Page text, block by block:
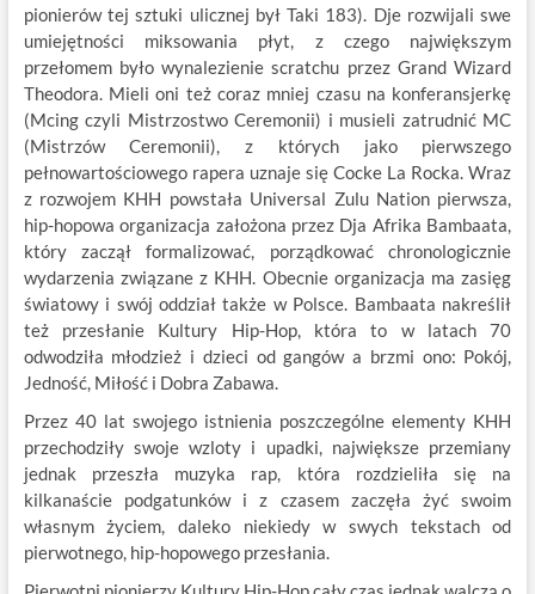
pionierów tej sztuki ulicznej był Taki 183). Dje rozwijali swe
umiejętności miksowania płyt, z czego największym
przełomem było wynalezienie scratchu przez Grand Wizard
Theodora. Mieli oni też coraz mniej czasu na konferansjerkę
(Mcing czyli Mistrzostwo Ceremonii) i musieli zatrudnić MC
(Mistrzów Ceremonii), z których jako pierwszego
pełnowartościowego rapera uznaje się Cocke La Rocka. Wraz
z rozwojem KHH powstała Universal Zulu Nation pierwsza,
hip-hopowa organizacja założona przez Dja Afrika Bambaata,
który zaczął formalizować, porządkować chronologicznie
wydarzenia związane z KHH. Obecnie organizacja ma zasięg
światowy i swój oddział także w Polsce. Bambaata nakreślił
też przesłanie Kultury Hip-Hop, która to w latach 70
odwodziła młodzież i dzieci od gangów a brzmi ono: Pokój,
Jedność, Miłość i Dobra Zabawa.
Przez 40 lat swojego istnienia poszczególne elementy KHH
przechodziły swoje wzloty i upadki, największe przemiany
jednak przeszła muzyka rap, która rozdzieliła się na
kilkanaście podgatunków i z czasem zaczęła żyć swoim
własnym życiem, daleko niekiedy w swych tekstach od
pierwotnego, hip-hopowego przesłania.